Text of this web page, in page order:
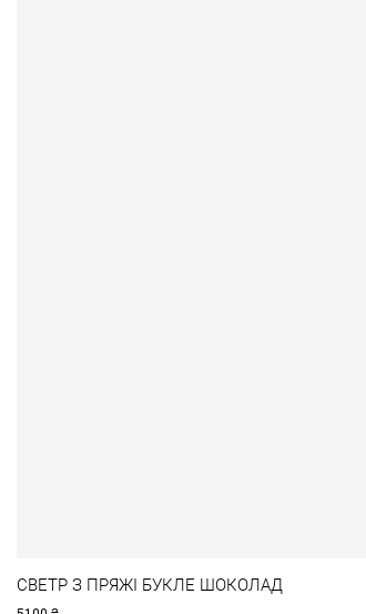
СВЕТР З ПРЯЖІ БУКЛЕ ШОКОЛАД